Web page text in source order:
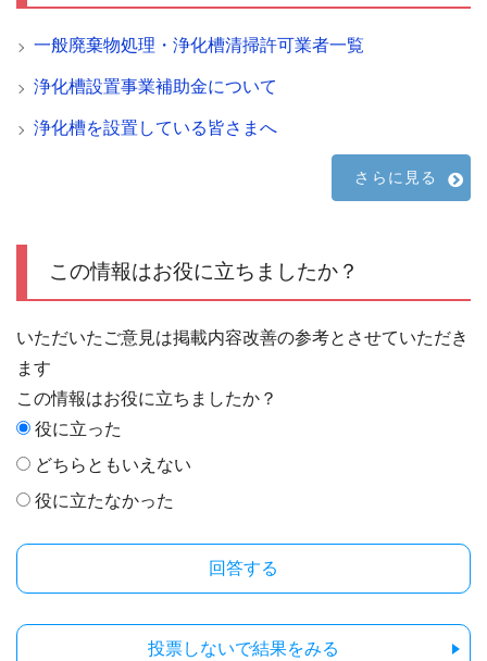
一般廃棄物処理・浄化槽清掃許可業者一覧
浄化槽設置事業補助金について
浄化槽を設置している皆さまへ
さらに見る
この情報はお役に立ちましたか？
いただいたご意見は掲載内容改善の参考とさせていただき
ます
この情報はお役に立ちましたか？
役に立った
どちらともいえない
役に立たなかった
投票しないで結果をみる